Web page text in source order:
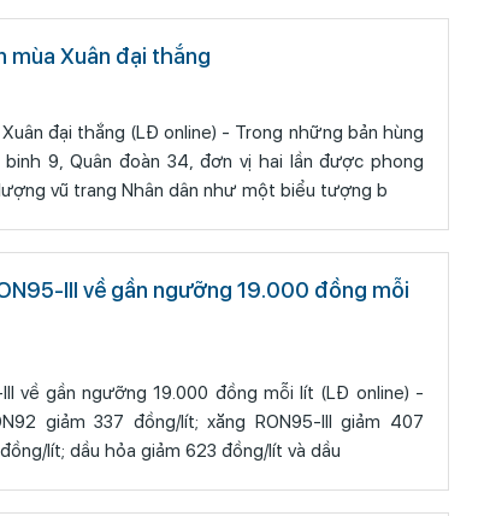
mùa Xuân đại thắng
Trong những bản hùng
9, Quân đoàn 34, đơn vị hai lần được phong
vũ trang Nhân dân như một biểu tượng b
III về gần ngưỡng 19.000 đồng mỗi
ngưỡng 19.000 đồng mỗi lít (LĐ online) -
giảm 337 đồng/lít; xăng RON95-III giảm 407
lít; dầu hỏa giảm 623 đồng/lít và dầu